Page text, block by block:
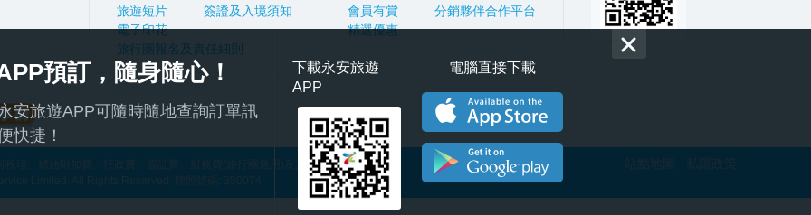
旅遊短片
電子印花
簽證及入境須知
旅行團報名及責任細則
會員有賞
精選優惠
分銷夥伴合作平台
項、燃油附加費、行政費、簽証費、服務費(旅行團適用)及其他應繳費用
預訂，隨身隨心！
安旅遊APP可隨時隨地查詢訂單訊
快捷！
下載永安旅遊
APP
電腦直接下載